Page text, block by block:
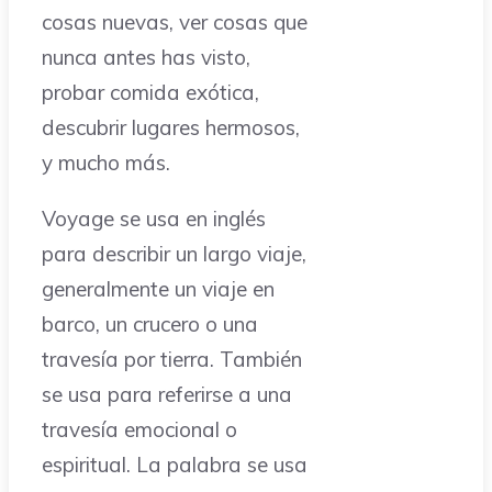
cosas nuevas, ver cosas que
nunca antes has visto,
probar comida exótica,
descubrir lugares hermosos,
y mucho más.
Voyage se usa en inglés
para describir un largo viaje,
generalmente un viaje en
barco, un crucero o una
travesía por tierra. También
se usa para referirse a una
travesía emocional o
espiritual. La palabra se usa